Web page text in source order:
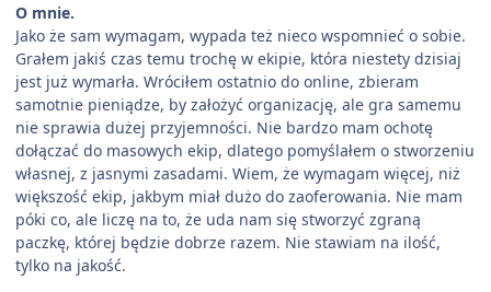
O mnie.
Jako że sam wymagam, wypada też nieco wspomnieć o sobie.
Grałem jakiś czas temu trochę w ekipie, która niestety dzisiaj
jest już wymarła. Wróciłem ostatnio do online, zbieram
samotnie pieniądze, by założyć organizację, ale gra samemu
nie sprawia dużej przyjemności. Nie bardzo mam ochotę
dołączać do masowych ekip, dlatego pomyślałem o stworzeniu
własnej, z jasnymi zasadami. Wiem, że wymagam więcej, niż
większość ekip, jakbym miał dużo do zaoferowania. Nie mam
póki co, ale liczę na to, że uda nam się stworzyć zgraną
paczkę, której będzie dobrze razem. Nie stawiam na ilość,
tylko na jakość.